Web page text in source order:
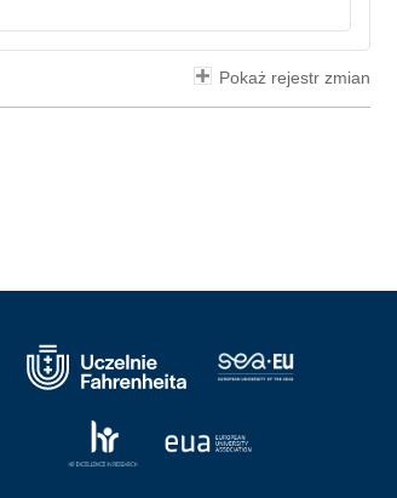
Pokaż rejestr zmian